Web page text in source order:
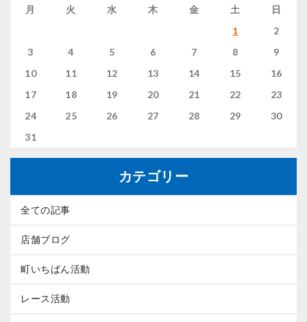
月 火 水 木 金 土
日
1
2
3
4 5 6 7 8
9
10
11 12 13 14 15
16
17
18 19 20 21 22
23
24
25 26 27 28 29
30
31
カテゴリー
全ての記事
店舗ブログ
町いちばん活動
レース活動